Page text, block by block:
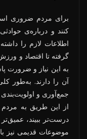
برای مردم ضروری
کنند و درباره‌ی
اطلاعات لازم را
گرفته تا اقتصاد و
به این نیاز و ضرورت
آن را دارند. به‌طور
جمع‌آوری و
از این طریق به
درست‌تر ببیند، عمیق‌تر
موضوعات قدیمی نیز